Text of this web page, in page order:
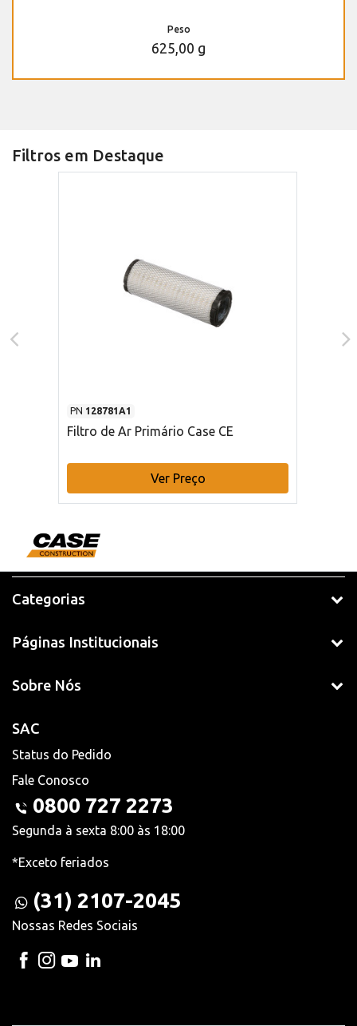
Peso
625,00 g
Filtros em Destaque
PN 128781A1
Filtro de Ar Primário Case CE
Ver Preço
Categorias
Páginas Institucionais
Sobre Nós
SAC
Status do Pedido
Fale Conosco
0800 727 2273
Segunda à sexta 8:00 às 18:00
*Exceto feriados
(31) 2107-2045
Nossas Redes Sociais